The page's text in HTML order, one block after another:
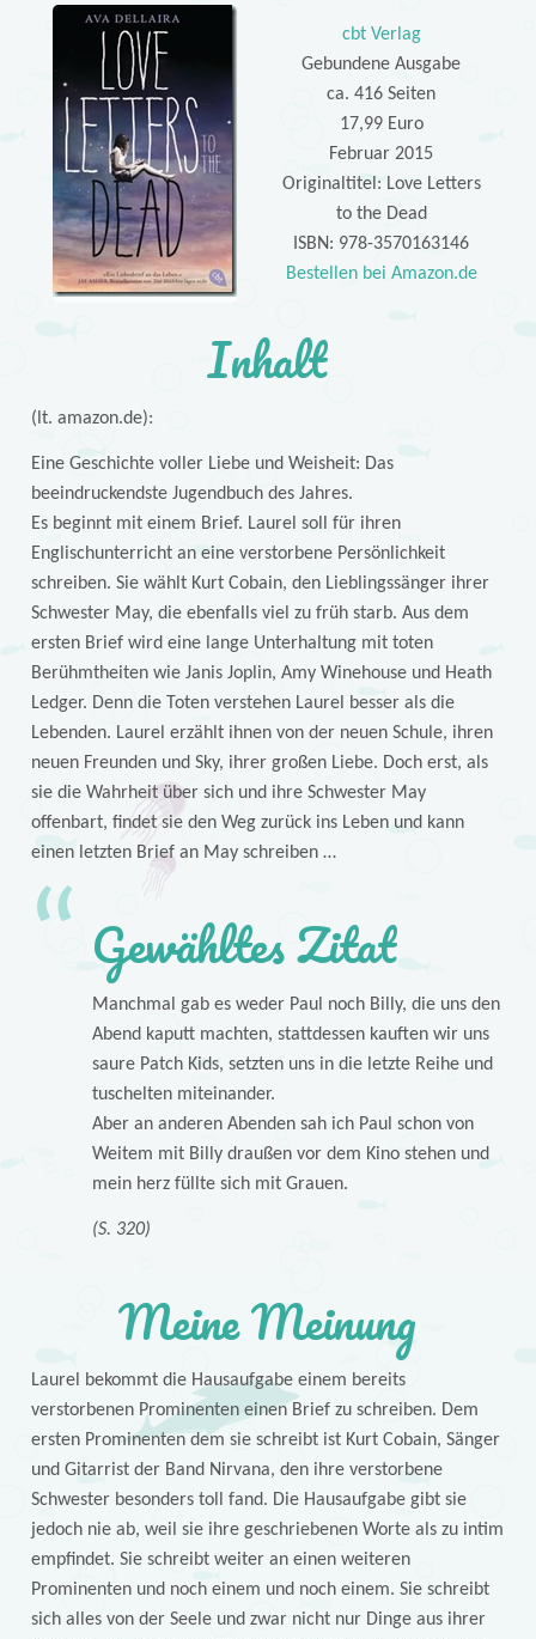
cbt Verlag
Gebundene Ausgabe
ca. 416 Seiten
17,99 Euro
Februar 2015
Originaltitel: Love Letters
to the Dead
ISBN: 978-3570163146
Bestellen bei Amazon.de
Inhalt
(lt. amazon.de):
Eine Geschichte voller Liebe und Weisheit: Das
beeindruckendste Jugendbuch des Jahres.
Es beginnt mit einem Brief. Laurel soll für ihren
Englischunterricht an eine verstorbene Persönlichkeit
schreiben. Sie wählt Kurt Cobain, den Lieblingssänger ihrer
Schwester May, die ebenfalls viel zu früh starb. Aus dem
ersten Brief wird eine lange Unterhaltung mit toten
Berühmtheiten wie Janis Joplin, Amy Winehouse und Heath
Ledger. Denn die Toten verstehen Laurel besser als die
Lebenden. Laurel erzählt ihnen von der neuen Schule, ihren
neuen Freunden und Sky, ihrer großen Liebe. Doch erst, als
sie die Wahrheit über sich und ihre Schwester May
offenbart, findet sie den Weg zurück ins Leben und kann
einen letzten Brief an May schreiben …
Gewähltes Zitat
Manchmal gab es weder Paul noch Billy, die uns den
Abend kaputt machten, stattdessen kauften wir uns
saure Patch Kids, setzten uns in die letzte Reihe und
tuschelten miteinander.
Aber an anderen Abenden sah ich Paul schon von
Weitem mit Billy draußen vor dem Kino stehen und
mein herz füllte sich mit Grauen.
(S. 320)
Meine Meinung
Laurel bekommt die Hausaufgabe einem bereits
verstorbenen Prominenten einen Brief zu schreiben. Dem
ersten Prominenten dem sie schreibt ist Kurt Cobain, Sänger
und Gitarrist der Band Nirvana, den ihre verstorbene
Schwester besonders toll fand. Die Hausaufgabe gibt sie
jedoch nie ab, weil sie ihre geschriebenen Worte als zu intim
empfindet. Sie schreibt weiter an einen weiteren
Prominenten und noch einem und noch einem. Sie schreibt
sich alles von der Seele und zwar nicht nur Dinge aus ihrer